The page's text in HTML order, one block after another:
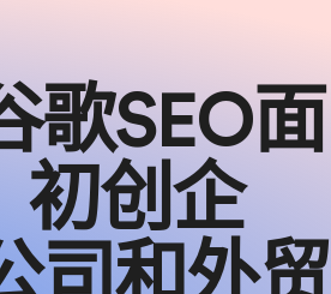
歌SEO面
初创企